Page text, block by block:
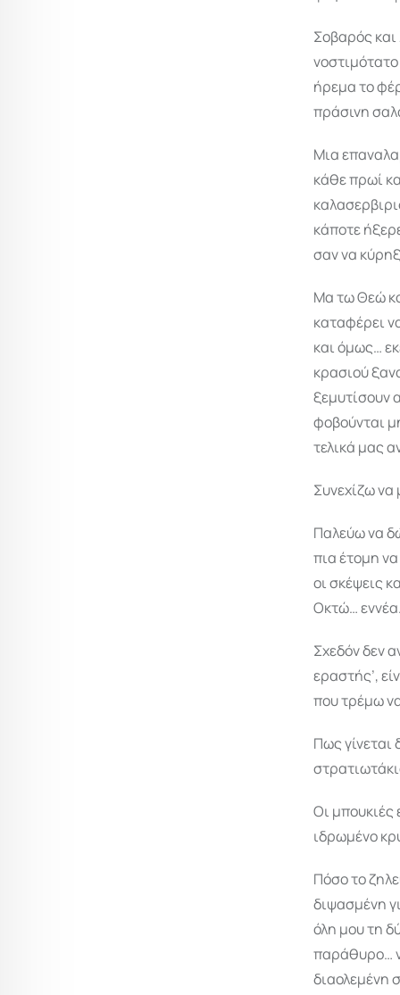
Σοβαρός και
ήρεμα το
πράσινη
Μια
κάθε πρωί
κάποτε
σαν να
Μα τω Θεώ
καταφέρει
και όμως…
κρασιού
ξεμυτίσουν
φοβούνται
τελικά μας
Συνεχίζω
Παλεύω να
πια έτομη
οι σκέψεις
Οκτώ…
Σχεδόν δεν
εραστής’,
που τρέμω
Πως γίνεται
Οι μπουκιές
ιδρωμένο
Πόσο το
διψασμένη
όλη μου τη
παράθυρο…
διαολεμένη